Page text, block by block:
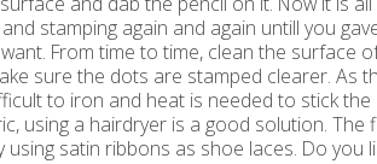
stamping again and again untill you
From time to time, clean the surface
sure the dots are stamped clearer. As
to iron and heat is needed to stick the
using a hairdryer is a good solution. The
using satin ribbons as shoe laces. Do you